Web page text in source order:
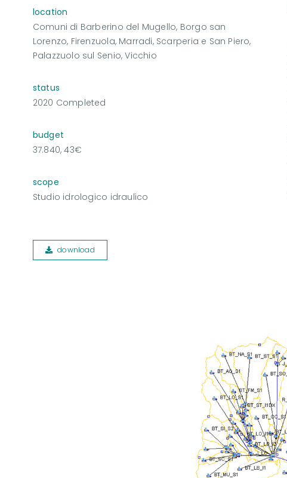
location
Comuni di Barberino del Mugello, Borgo san
Lorenzo, Firenzuola, Marradi, Scarperia e San Piero,
Palazzuolo sul Senio, Vicchio
status
2020 Completed
budget
37.840, 43€
scope
Studio idrologico idraulico
download